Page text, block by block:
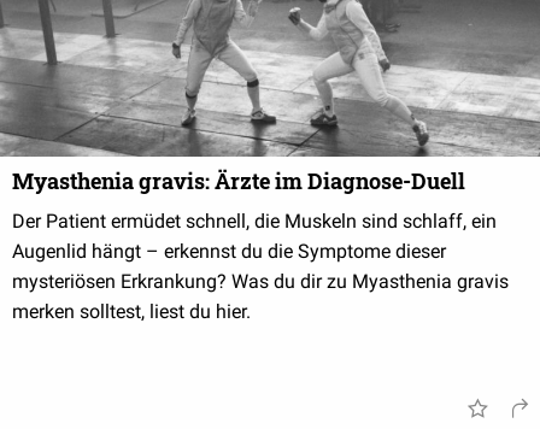
Myasthenia gravis: Ärzte im Diagnose-Duell
Der Patient ermüdet schnell, die Muskeln sind schlaff, ein
Augenlid hängt – erkennst du die Symptome dieser
mysteriösen Erkrankung? Was du dir zu Myasthenia gravis
merken solltest, liest du hier.